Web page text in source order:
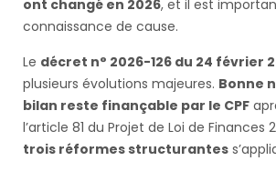
ont changé en 2026, et il est
connaissance de cause.
Le décret n° 2026-126 du 24 février
plusieurs évolutions majeures. Bonne
bilan reste finançable par le CPF
l’article 81 du Projet de Loi de Finances
trois réformes structurantes